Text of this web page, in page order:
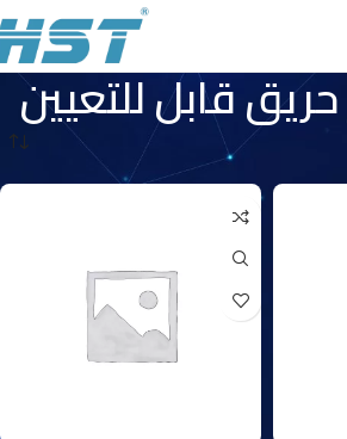
حريق قابل للتعيين
نظام إنذار حريق قابل للتعيين